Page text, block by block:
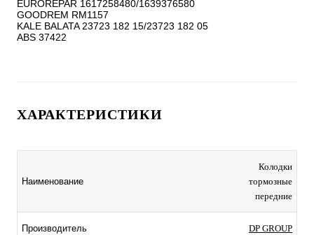
EUROREPAR 1617258480/1639376580
GOODREM RM1157
KALE BALATA 23723 182 15/23723 182 05
ХАРАКТЕРИСТИКИ
Наименование
Колодки
тормозные
передние
Производитель DP GROUP